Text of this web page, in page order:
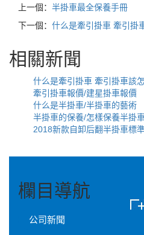
上一個： 半掛車最全保養手冊
下一個： 什么是牽引掛車 牽引掛
相關新聞
什么是牽引掛車 牽引掛車該
牽引掛車報價/建星掛車報價
什么是半掛車/半掛車的藝術
半掛車的保養/怎樣保養半掛
2018新款自卸后翻半掛車標
欄目導航
公司新聞